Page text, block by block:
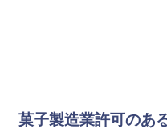
菓子製造業許可のあ